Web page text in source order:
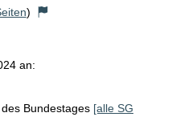
)
an:
Bundestages [alle SG